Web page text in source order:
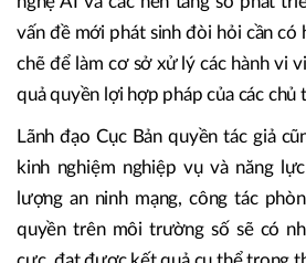
vấn đề mới phát sinh đòi hỏi cần có
chẽ để làm cơ sở xử lý các hành vi
quả quyền lợi hợp pháp của các chủ
Lãnh đạo Cục Bản quyền tác giả
kinh nghiệm nghiệp vụ và năng
lượng an ninh mạng, công tác
quyền trên môi trường số sẽ có